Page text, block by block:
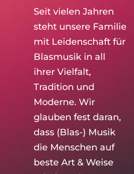
Seit vielen Jahren
steht unsere Familie
mit Leidenschaft für
Blasmusik in all
ihrer Vielfalt,
Tradition und
Moderne. Wir
glauben fest daran,
dass (Blas-) Musik
die Menschen auf
beste Art & Weise